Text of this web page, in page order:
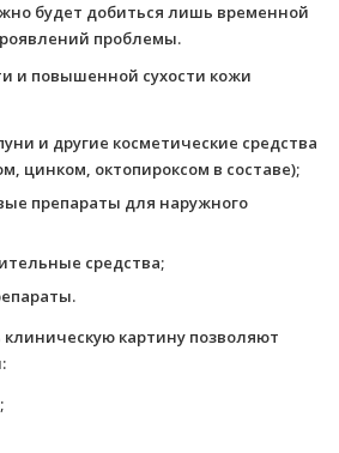
будет добиться лишь временной
проблемы.
и повышенной сухости кожи
и другие косметические средства
цинком, октопироксом в составе);
препараты для наружного
средства;
картину позволяют